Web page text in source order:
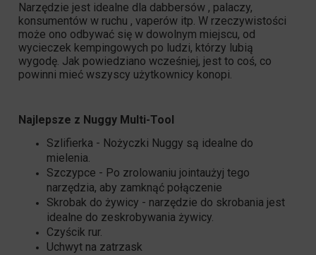
Narzędzie jest idealne dla dabbersów , palaczy,
konsumentów w ruchu , vaperów itp. W rzeczywistości
może ono odbywać się w dowolnym miejscu, od
wycieczek kempingowych po ludzi, którzy lubią
wygodę. Jak powiedziano wcześniej, jest to coś, co
powinni mieć wszyscy użytkownicy konopi.
Najlepsze z Nuggy Multi-Tool
Szlifierka - Nożyczki Nuggy są idealne do
mielenia.
Szczypce - Po zrolowaniu jointaużyj tego
narzędzia, aby zamknąć połączenie
Skrobak do żywicy - narzędzie do skrobania jest
idealne do zeskrobywania żywicy.
Czyścik rur.
Uchwyt na zatrzask